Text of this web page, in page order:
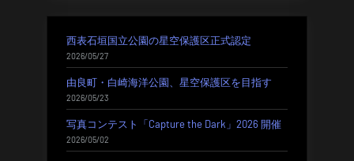
西表石垣国立公園の星空保護区正式認定
2026/05/27
由良町・白崎海洋公園、星空保護区を目指す
2026/05/23
写真コンテスト「Capture the Dark」2026 開催
2026/05/02